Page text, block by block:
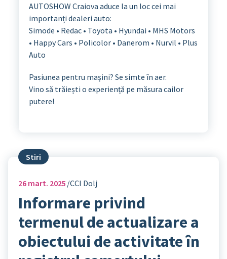
AUTOSHOW Craiova aduce la un loc cei mai
importanți dealeri auto:
Simode • Redac • Toyota • Hyundai • MHS Motors
• Happy Cars • Policolor • Danerom • Nurvil • Plus
Auto
Pasiunea pentru mașini? Se simte în aer.
Vino să trăiești o experiență pe măsura cailor
putere!
Stiri
26 mart. 2025 CCI Dolj
Informare privind
termenul de actualizare a
obiectului de activitate în